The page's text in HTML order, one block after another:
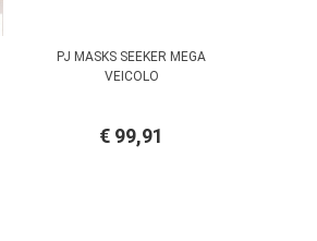
PJ MASKS SEEKER MEGA
VEICOLO
€ 99,91